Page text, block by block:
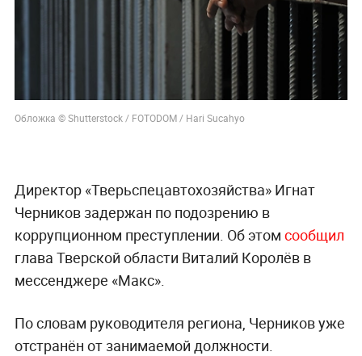
Обложка © Shutterstock / FOTODOM / Hari Sucahyo
Директор «Тверьспецавтохозяйства» Игнат
Черников задержан по подозрению в
коррупционном преступлении. Об этом сообщил
глава Тверской области Виталий Королёв в
мессенджере «Макс».
По словам руководителя региона, Черников уже
отстранён от занимаемой должности.